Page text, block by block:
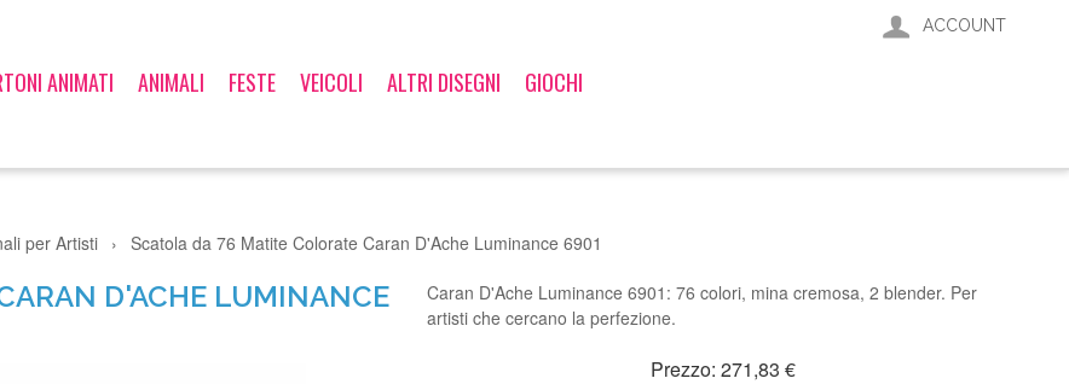
ACCOUNT
ANIMATI ANIMALI FESTE VEICOLI ALTRI DISEGNI GIOCHI
per Artisti › Scatola da 76 Matite Colorate Caran D'Ache Luminance 6901
D'ACHE LUMINANCE
Caran D'Ache Luminance 6901: 76 colori, mina cremosa, 2 blender. Per
artisti che cercano la perfezione.
Prezzo: 271,83 €